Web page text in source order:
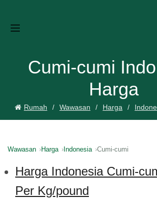
Cumi-cumi
Harga
Rumah Wawasan Harga
Wawasan Harga Indonesia Cumi-cumi
Harga Indonesia Cumi-
Per Kg/pound